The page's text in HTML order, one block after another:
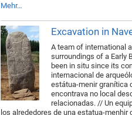
Mehr…
Excavation in
A team of international
surroundings of a Early
been in situ since its
internacional de
estátua-menir granítica
encontrava no local
relacionadas. // Un
los alrededores de una estatua-menhir